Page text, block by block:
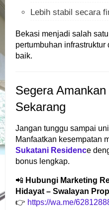
Lebih stabil secara
Bekasi menjadi salah
pertumbuhan
baik.
Segera
Sekarang
Jangan tunggu sampai
Manfaatkan kesempatan
Sukatani Residence
bonus lengkap.
📲 Hubungi Marketing
Hidayat – Swalayan
👉 https://wa.me/